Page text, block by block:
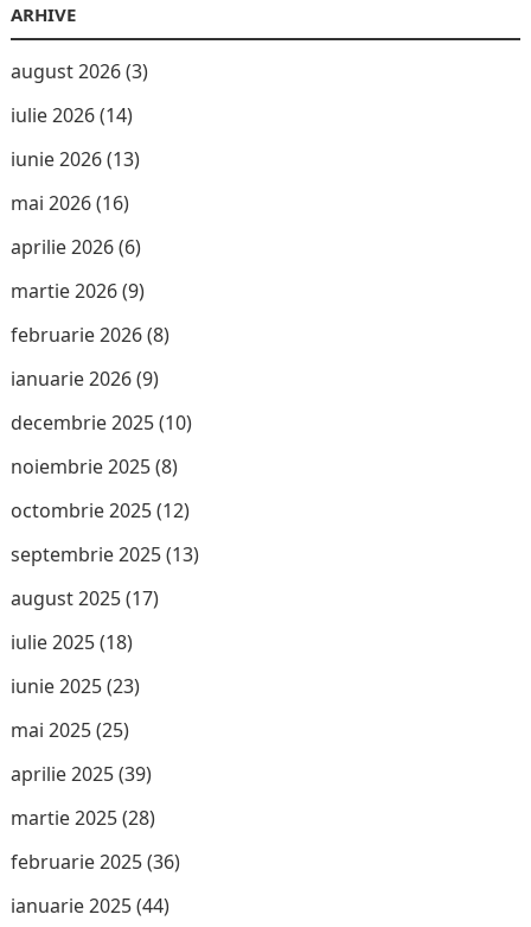
ARHIVE
august 2026(3)
iulie 2026(14)
iunie 2026(13)
mai 2026(16)
aprilie 2026(6)
martie 2026(9)
februarie 2026(8)
ianuarie 2026(9)
decembrie 2025(10)
noiembrie 2025(8)
octombrie 2025(12)
septembrie 2025(13)
august 2025(17)
iulie 2025(18)
iunie 2025(23)
mai 2025(25)
aprilie 2025(39)
martie 2025(28)
februarie 2025(36)
ianuarie 2025(44)